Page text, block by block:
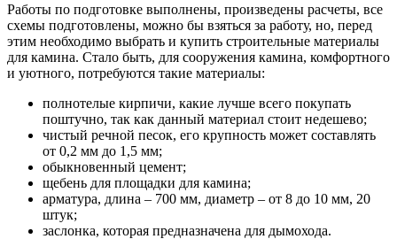
Работы по подготовке выполнены, произведены расчеты, все
схемы подготовлены, можно бы взяться за работу, но, перед
этим необходимо выбрать и купить строительные материалы
для камина. Стало быть, для сооружения камина, комфортного
и уютного, потребуются такие материалы:
полнотелые кирпичи, какие лучше всего покупать
поштучно, так как данный материал стоит недешево;
чистый речной песок, его крупность может составлять
от 0,2 мм до 1,5 мм;
обыкновенный цемент;
щебень для площадки для камина;
арматура, длина – 700 мм, диаметр – от 8 до 10 мм, 20
штук;
заслонка, которая предназначена для дымохода.